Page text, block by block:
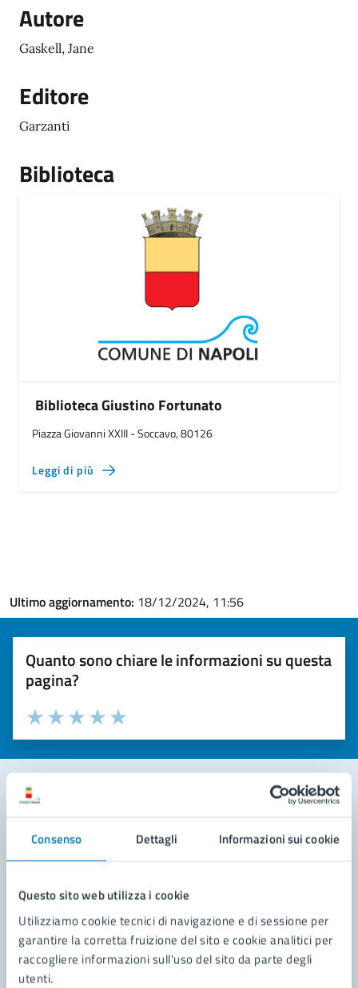
Consenso Dettagli Informazioni sui cookie
Questo sito web utilizza i cookie
Utilizziamo cookie tecnici di navigazione e di sessione per
garantire la corretta fruizione del sito e cookie analitici per
raccogliere informazioni sull'uso del sito da parte degli
utenti.
Autore
Gaskell, Jane
Editore
Garzanti
Biblioteca
Biblioteca Giustino Fortunato
Piazza Giovanni XXIII - Soccavo, 80126
Leggi di più
Ultimo aggiornamento: 18/12/2024, 11:56
Quanto sono chiare le informazioni su questa
pagina?
Valuta la chiarezza delle informazioni (da 1 a 5 stelle)
Seleziona il numero di stelle per valutare la chiarezza delle
Valuta 5 stelle su 5
Valuta 4 stelle su 5
Valuta 3 stelle su 5
Valuta 2 stelle su 5
Valuta 1 stelle su 5
Leggi le domande frequenti
Richiedi assistenza
Prenota appuntamento
Problemi in città